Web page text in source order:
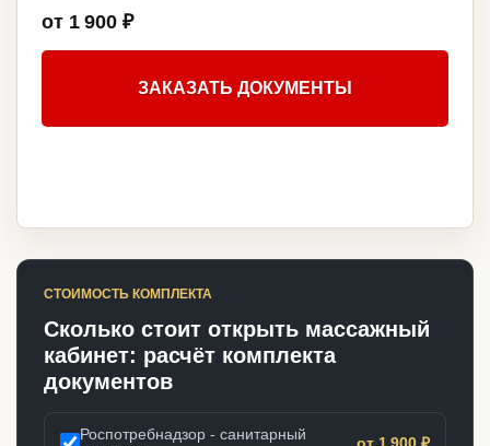
от 1 900 ₽
ЗАКАЗАТЬ ДОКУМЕНТЫ
СТОИМОСТЬ КОМПЛЕКТА
Сколько стоит открыть массажный
кабинет: расчёт комплекта
документов
Роспотребнадзор - санитарный
от 1 900 ₽